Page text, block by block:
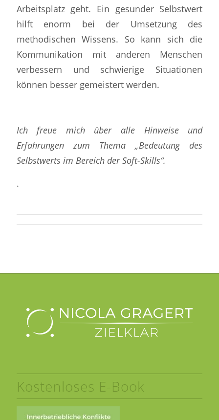
Arbeitsplatz geht. Ein gesunder Selbstwert
hilft enorm bei der Umsetzung des
methodischen Wissens. So kann sich die
Kommunikation mit anderen Menschen
verbessern und schwierige Situationen
können besser gemeistert werden.
Ich freue mich über alle Hinweise und
Erfahrungen zum Thema „Bedeutung des
Selbstwerts im Bereich der Soft-Skills“.
.
Kostenloses E-Book